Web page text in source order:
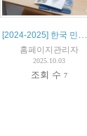
[2024-2025] 한국 민화 특별 활동
홈페이지관리자
2025.10.03
조회 수 7